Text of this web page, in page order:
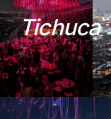
Tichuca